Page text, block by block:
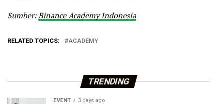
Sumber:Binance Academy Indonesia
RELATED TOPICS: ACADEMY
TRENDING
EVENT 3 days ago